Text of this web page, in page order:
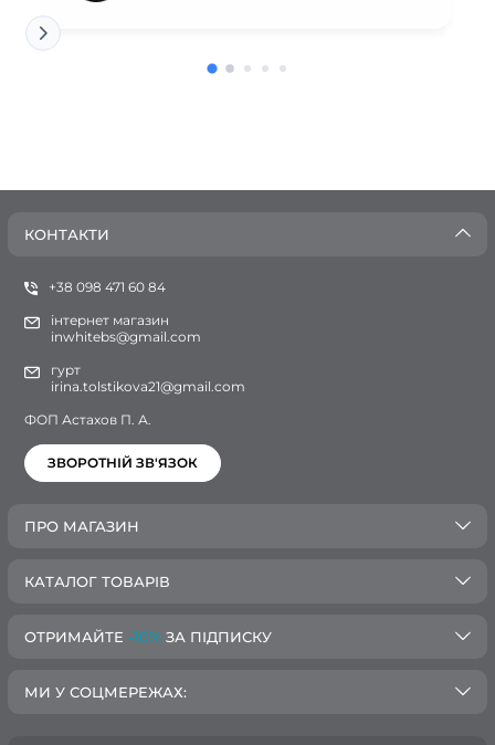
КОНТАКТИ
+38 098 471 60 84
інтернет магазин
inwhitebs@gmail.com
гурт
irina.tolstikova21@gmail.com
ФОП Астахов П. А.
ЗВОРОТНІЙ ЗВ'ЯЗОК
ПРО МАГАЗИН
КАТАЛОГ ТОВАРІВ
ОТРИМАЙТЕ -10% ЗА ПІДПИСКУ
МИ У СОЦМЕРЕЖАХ: